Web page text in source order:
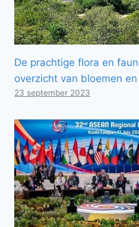
De prachtige flora en
overzicht van bloemen
23 september 2023